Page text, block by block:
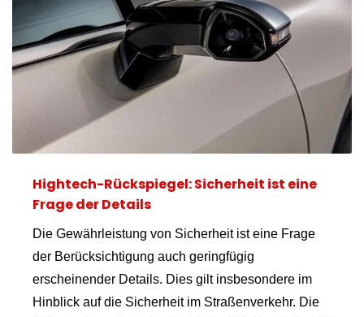
Hightech-Rückspiegel: Sicherheit ist eine
Frage der Details
Die Gewährleistung von Sicherheit ist eine Frage
der Berücksichtigung auch geringfügig
erscheinender Details. Dies gilt insbesondere im
Hinblick auf die Sicherheit im Straßenverkehr. Die